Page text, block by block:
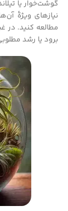
گوشت‌خوار یا
نیازهای ویژهٔ
مطالعه کنید. در
برود یا رشد